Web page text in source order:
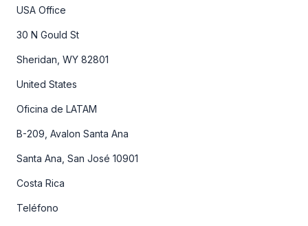
USA Office
30 N Gould St
Sheridan, WY 82801
United States
Oficina de LATAM
B-209, Avalon Santa Ana
Santa Ana, San José 10901
Costa Rica
Teléfono